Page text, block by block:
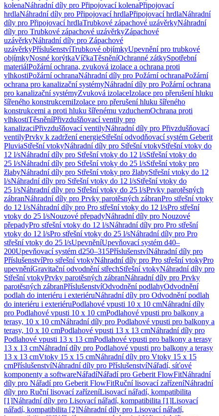
kolenaNáhradní díly pro Připojovací kolenaPřipojovací
hrdlaNáhradní díly pro Připojovací hrdlaPřipojovací hrdlaNáhradní
díly pro Připojovací hrdlaTrubkové zápachové uzávěrkyNáhradní
díly pro Trubkové zápachové uzávěrkyZápachové
uzávěrkyNáhradní díly pro Zápachové
uzávěrkyPříslušenstvíTrubkové objímkyUpevnění pro trubkové
objímkyNosné korýtkaVíčkaTěsněníOchranné zátkySpotřební
materiálPožární ochrana, zvuková izolace a ochrana proti
vlhkostiPožární ochranaNáhradní díly pro Požární ochranaPožární
ochrana pro kanalizační systémyNáhradní díly pro Požární ochrana
pro kanalizační systémyZvuková izolaceIzolace pro přerušení hluku
šířeného konstrukcemiIzolace pro přerušení hluku šířeného
konstrukcemi a proti hluku šířenému vzduchemOchrana proti
vlhkostiTěsněníPřivzdušňovací ventily pro
kanalizaciPřivzdušňovací ventilyNáhradní díly pro Přivzdušňovací
ventilyPrvky k zadržení energieStřešní odvodňovací systém Geberit
PluviaStřešní vtokyNáhradní díly pro Střešní vtokyStřešní vtoky do
12 l/sNáhradní díly pro Střešní vtoky do 12 l/sStřešní vtoky do
25 l/sNáhradní díly pro Střešní vtoky do 25 l/sStřešní vtoky pro
žlabyNáhradní díly pro Střešní vtoky pro žlabyStřešní vtoky do 12
l/sNáhradní díly pro Střešní vtoky do 12 l/sStřešní vtoky do
25 l/sNáhradní díly pro Střešní vtoky do 25 l/sPrvky parotěsných
zábranNáhradní díly pro Prvky parotěsných zábranPro střešní vtoky
do 12 l/sNáhradní díly pro Pro střešní vtoky do 12 l/sPro střešní
vtoky do 25 l/sNouzové přepadyNáhradní díly pro Nouzové
přepadyPro střešní vtoky do 12 l/sNáhradní díly pro Pro střešní
vtoky do 12 l/sPro střešní vtoky do 25 l/sNáhradní díly pro Pro
střešní vtoky do 25 l/sUpevněníUpevňovací systém d40–
200Upevňovací systém d250–315PříslušenstvíNáhradní díly pro
PříslušenstvíPro střešní vtokyNáhradní díly pro Pro střešní vtokyPro
upevněníGravitační odvodnění střechStřešní vtokyNáhradní díly pro
Střešní vtokyPrvky parotěsných zábranNáhradní díly pro Prvky
parotěsných zábranPříslušenstvíOdvodnění podlahyOdvodnění
podlah do interiéru i exteriéruNáhradní díly pro Odvodnění podlah
do interiéru i exteriéruPodlahové vpusti 10 x 10 cmNáhradní díly
pro Podlahové vpusti 10 x 10 cmPodlahové vpusti pro balkony a
terasy, 10 x 10 cmNáhradní díly pro Podlahové vpusti pro balkony a
terasy, 10 x 10 cmPodlahové vpusti 13 x 13 cmNáhradní díly pro
Podlahové vpusti 13 x 13 cmPodlahové vpusti pro balkony a terasy
13 x 13 cmNáhradní díly pro Podlahové vpusti pro balkony a terasy
13 x 13 cmVtoky 15 x 15 cmNáhradní díly pro Vtoky 15 x 15
cmPříslušenstvíNáhradní díly pro PříslušenstvíNářadí, síťové
komponenty a softwareNářadíNářadí pro Geberit FlowFitNáhradní
díly pro Nářadí pro Geberit FlowFitRuční lisovací zařízeníNáhradní
díly pro Ruční lisovací zařízeníLisovací nářadí, kompatibilita
[1]Náhradní díly pro Lisovací nářadí, kompatibilita [1]Lisovací
nářadí, kompatibilita [2]Náhradní díly pro Lisovací nářadí,